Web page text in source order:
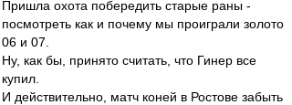
Пришла охота побередить старые раны -
посмотреть как и почему мы проиграли золото
06 и 07.
Ну, как бы, принято считать, что Гинер все
купил.
И действительно, матч коней в Ростове забыть